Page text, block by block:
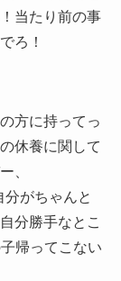
当たり前の事
ろ！
方に持ってっ
休養に関して
、
がちゃんと
分勝手なとこ
帰ってこない